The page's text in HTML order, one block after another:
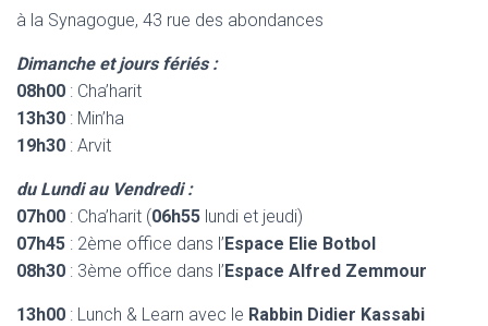
à la Synagogue, 43 rue des abondances
Dimanche et jours fériés :
08h00 : Cha’harit
13h30 : Min’ha
19h30 : Arvit
du Lundi au Vendredi :
07h00 : Cha’harit (06h55 lundi et jeudi)
07h45 : 2ème office dans l’Espace Elie Botbol
08h30 : 3ème office dans l’Espace Alfred Zemmour
13h00 : Lunch & Learn avec le Rabbin Didier Kassabi